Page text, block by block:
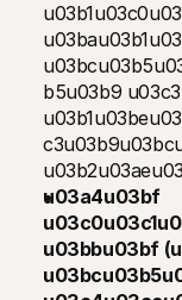
b5u03b9
u03a4u03bf
u03bbu03bf